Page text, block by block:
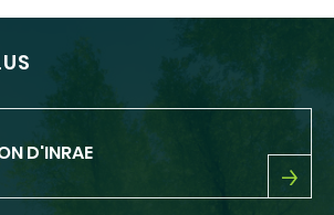
D'INRAE